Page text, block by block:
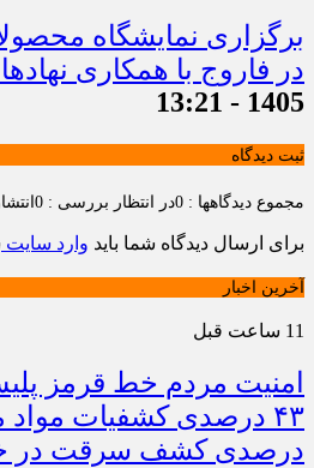
برگزاری نمایشگاه
در فاروج با همکاری
1405 - 13:21
ثبت دیدگاه
مجموع دیدگاهها : 0 در انتظار بررسی : 0
برای ارسال دیدگاه شما باید وارد سایت
آخرین اخبار
11 ساعت قبل
امنیت مردم خط قرمز
درصدی کشف سرقت در